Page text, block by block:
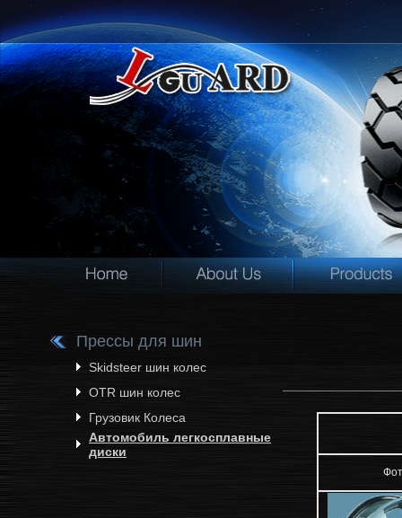
Прессы для шин
Skidsteer шин колес
OTR шин колес
Грузовик Колеса
Автомобиль легкосплавные
диски